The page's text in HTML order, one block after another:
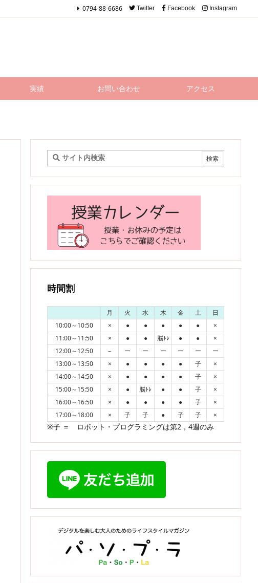
実績 お問い合わせ アクセス
0794-88-6686 Twitter Facebook Instagram
時間割
月 火 水 木 金 土
日
10:00～10:50
× ● ● ● ● ●
×
11:00～11:50
× ● ● 脳ﾄﾚ ● ●
×
12:00～12:50
－ ー ー ー ー ー
ー
13:00～13:50
× ● ● ● ● 子
×
14:00～14:50
× ● ● ● ● 子
×
15:00～15:50
× ● 脳ﾄﾚ ● ● 子
×
16:00～16:50
× ● ● ● ● 子
×
17:00～18:00
× 子 子 ● 子 子 ×
※子 ＝ ロボット・プログラミングは第2，4週のみ